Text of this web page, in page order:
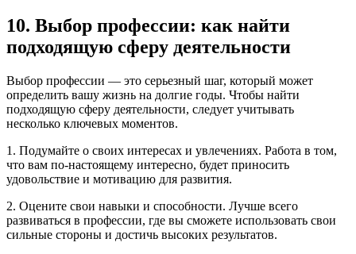
10. Выбор профессии: как найти
подходящую сферу деятельности
Выбор профессии — это серьезный шаг, который может
определить вашу жизнь на долгие годы. Чтобы найти
подходящую сферу деятельности, следует учитывать
несколько ключевых моментов.
1. Подумайте о своих интересах и увлечениях. Работа в том,
что вам по-настоящему интересно, будет приносить
удовольствие и мотивацию для развития.
2. Оцените свои навыки и способности. Лучше всего
развиваться в профессии, где вы сможете использовать свои
сильные стороны и достичь высоких результатов.